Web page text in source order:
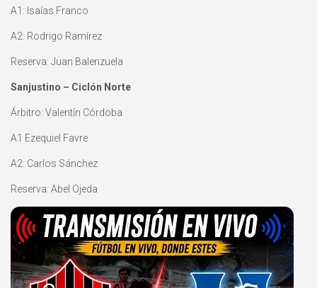
A1: Isaías Franco
A2: Rodrigo Ramírez
Reserva: Juan Balenzuela
Sanjustino – Ciclón Norte
Árbitro: Valentín Córdoba
A1 Ezequiel Favre
A2: Carlos Sánchez
Reserva: Abel Ojeda